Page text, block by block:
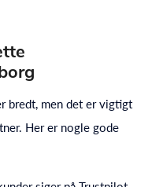
bredt, men det er vigtigt
Her er nogle gode